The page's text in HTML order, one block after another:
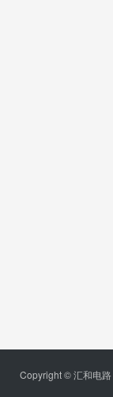
Copyright © 汇和电